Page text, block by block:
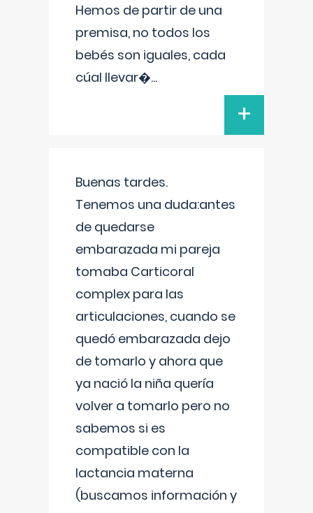
Hemos de partir de una
premisa, no todos los
bebés son iguales, cada
cúal llevar�...
+
Buenas tardes.
Tenemos una duda:antes
de quedarse
embarazada mi pareja
tomaba Carticoral
complex para las
articulaciones, cuando se
quedó embarazada dejo
de tomarlo y ahora que
ya nació la niña quería
volver a tomarlo pero no
sabemos si es
compatible con la
lactancia materna
(buscamos información y